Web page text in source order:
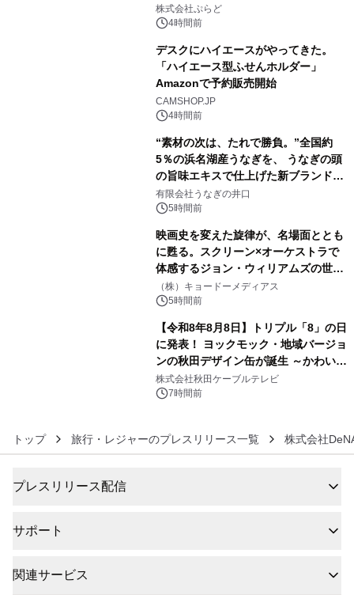
きで Villa Mon Temps AWAJIの連泊
素泊りプラン
株式会社ぷらど
4時間前
デスクにハイエースがやってきた。
「ハイエース型ふせんホルダー」
Amazonで予約販売開始
CAMSHOP.JP
4時間前
“素材の次は、たれで勝負。”全国約
5％の浜名湖産うなぎを、 うなぎの頭
の旨味エキスで仕上げた新ブランド
「井口の誉」誕生
有限会社うなぎの井口
5時間前
映画史を変えた旋律が、名場面ととも
に甦る。スクリーン×オーケストラで
体感するジョン・ウィリアムズの世
界。ジョン・ウィリアムズ：シネマ・
スペクタキュラー・コンサート 開催決
（株）キョードーメディアス
5時間前
【令和8年8月8日】トリプル「8」の日
に発表！ ヨックモック・地域バージョ
ンの秋田デザイン缶が誕生 ～かわいい
秋田犬の子犬と秋田の四季と名所を巡
るパッケージ～ 9月1日(火)秋田県内で
株式会社秋田ケーブルテレビ
7時間前
トップ 旅行・レジャーのプレスリリース一覧 株式会社
プレスリリース配信
サポート
関連サービス